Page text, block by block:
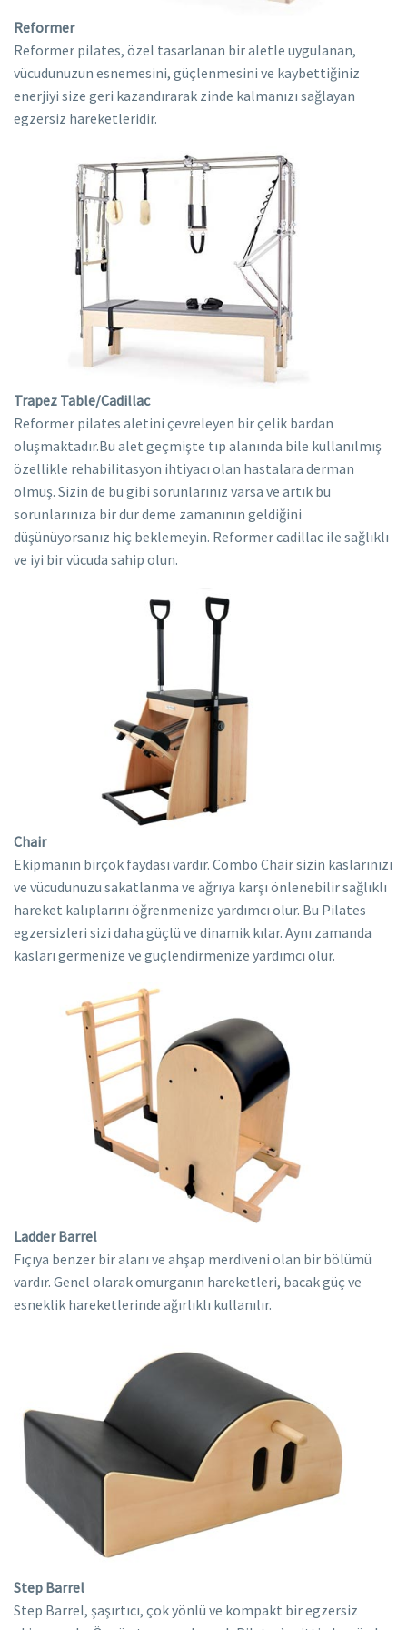
Reformer
Reformer pilates, özel tasarlanan bir aletle uygulanan,
vücudunuzun esnemesini, güçlenmesini ve kaybettiğiniz
enerjiyi size geri kazandırarak zinde kalmanızı sağlayan
egzersiz hareketleridir.
Trapez Table/Cadillac
Reformer pilates aletini çevreleyen bir çelik bardan
oluşmaktadır.Bu alet geçmişte tıp alanında bile kullanılmış
özellikle rehabilitasyon ihtiyacı olan hastalara derman
olmuş. Sizin de bu gibi sorunlarınız varsa ve artık bu
sorunlarınıza bir dur deme zamanının geldiğini
düşünüyorsanız hiç beklemeyin. Reformer cadillac ile sağlıklı
ve iyi bir vücuda sahip olun.
Chair
Ekipmanın birçok faydası vardır. Combo Chair sizin kaslarınızı
ve vücudunuzu sakatlanma ve ağrıya karşı önlenebilir sağlıklı
hareket kalıplarını öğrenmenize yardımcı olur. Bu Pilates
egzersizleri sizi daha güçlü ve dinamik kılar. Aynı zamanda
kasları germenize ve güçlendirmenize yardımcı olur.
Ladder Barrel
Fıçıya benzer bir alanı ve ahşap merdiveni olan bir bölümü
vardır. Genel olarak omurganın hareketleri, bacak güç ve
esneklik hareketlerinde ağırlıklı kullanılır.
Step Barrel
Step Barrel, şaşırtıcı, çok yönlü ve kompakt bir egzersiz